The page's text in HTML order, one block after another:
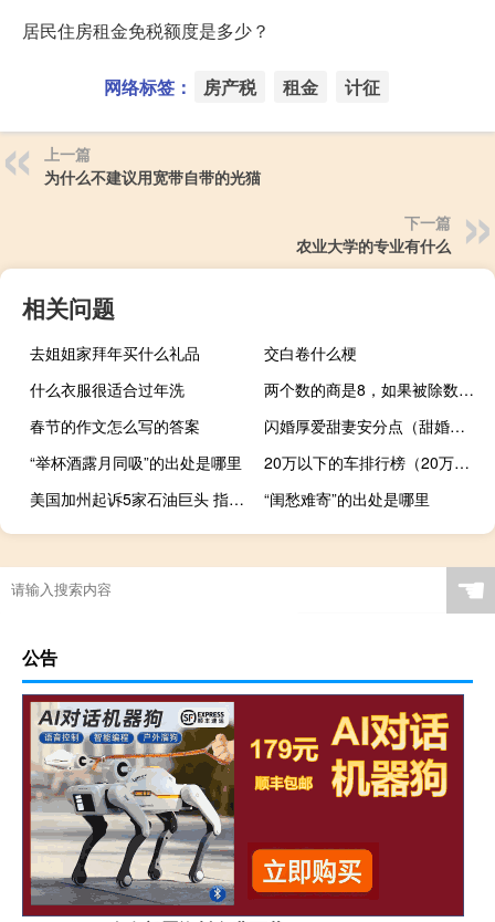
居民住房租金免税额度是多少？
网络标签： 房产税 租金 计征
上一篇
为什么不建议用宽带自带的光猫
下一篇
农业大学的专业有什么
相关问题
去姐姐家拜年买什么礼品
交白卷什么梗
什么衣服很适合过年洗
两个数的商是8，如果被除数不变，除数乘4，商就变成32对吗
春节的作文怎么写的答案
闪婚厚爱甜妻安分点（甜婚厚爱 总裁大人矜持点）
“举杯酒露月同吸”的出处是哪里
20万以下的车排行榜（20万以下的车排行榜）
美国加州起诉5家石油巨头 指控其隐瞒气候变化风险
“闺愁难寄”的出处是哪里
☚
公告